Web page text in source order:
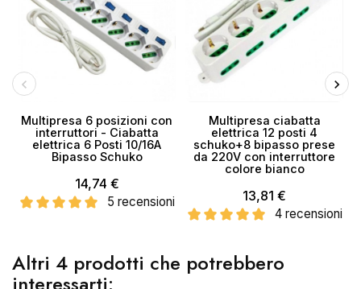
Multipresa 6 posizioni con
interruttori - Ciabatta
elettrica 6 Posti 10/16A
Bipasso Schuko
14,74 €
5 recensioni
Multipresa ciabatta
elettrica 12 posti 4
schuko+8 bipasso prese
da 220V con interruttore
colore bianco
13,81 €
4 recensioni
Altri 4 prodotti che potrebbero